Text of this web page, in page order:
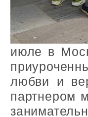
июле в
любви и
партнером